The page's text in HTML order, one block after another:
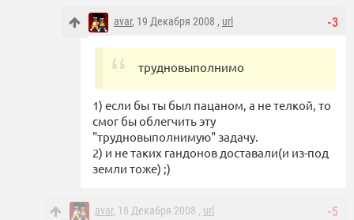
-3
avar, 19 Декабря 2008 , url
трудновыполнимо
1) если бы ты был пацаном, а не телкой, то
смог бы облегчить эту
"трудновыполнимую" задачу.
2) и не таких гандонов доставали(и из-под
земли тоже) ;)
-5
avar, 18 Декабря 2008 , url